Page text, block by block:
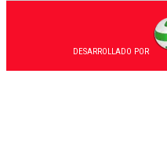
DESARROLLADO POR